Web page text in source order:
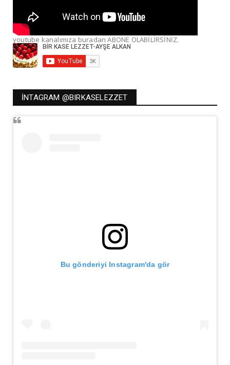
youtube kanalımıza buradan ABONE OLABİLİRSİNİZ.
İNTAGRAM @BIRKASELEZZET
Bu gönderiyi Instagram'da gör